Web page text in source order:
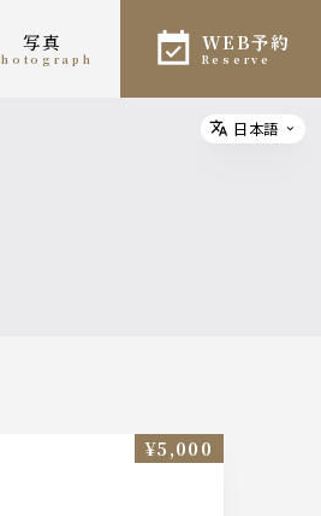
写真
photograph
WEB予約
reserve
¥5,000
Select
日本語